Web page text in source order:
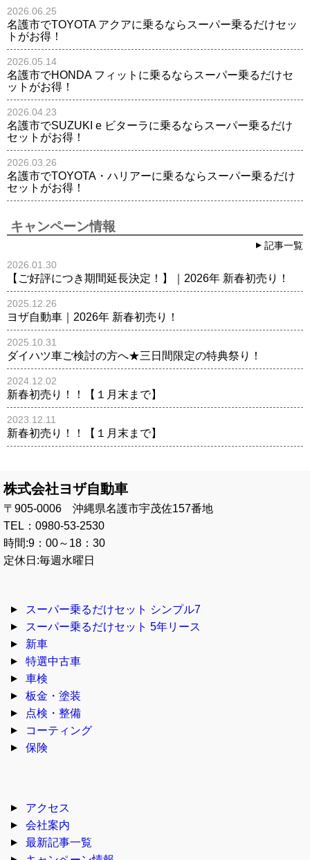
2026.06.25
名護市でTOYOTA アクアに乗るならスーパー乗るだけセッ
トがお得！
2026.05.14
名護市でHONDA フィットに乗るならスーパー乗るだけセ
ットがお得！
2026.04.23
名護市でSUZUKI e ビターラに乗るならスーパー乗るだけ
セットがお得！
2026.03.26
名護市でTOYOTA・ハリアーに乗るならスーパー乗るだけ
セットがお得！
キャンペーン情報
記事一覧
2026.01.30
【ご好評につき期間延長決定！】｜2026年 新春初売り！
2025.12.26
ヨザ自動車｜2026年 新春初売り！
2025.10.31
ダイハツ車ご検討の方へ★三日間限定の特典祭り！
2024.12.02
新春初売り！！【１月末まで】
2023.12.11
新春初売り！！【１月末まで】
株式会社ヨザ自動車
〒905-0006 沖縄県名護市宇茂佐157番地
TEL：0980-53-2530
時間:9：00～18：30
定休日:毎週水曜日
スーパー乗るだけセット シンプル7
スーパー乗るだけセット 5年リース
新車
特選中古車
車検
板金・塗装
点検・整備
コーティング
保険
アクセス
会社案内
最新記事一覧